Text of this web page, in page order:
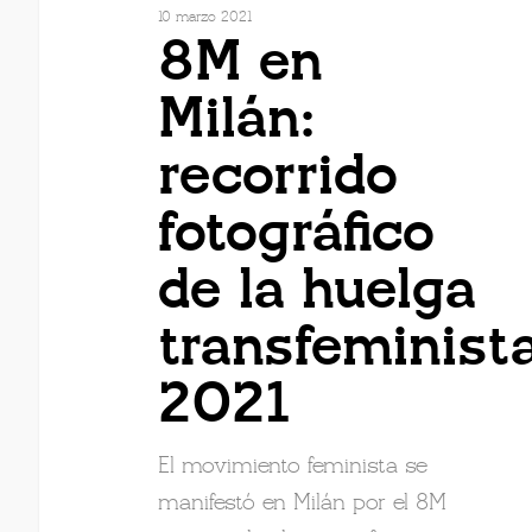
10 marzo 2021
8M en
Milán:
recorrido
fotográfico
de la huelga
2021
El movimiento feminista se
manifestó en Milán por el 8M